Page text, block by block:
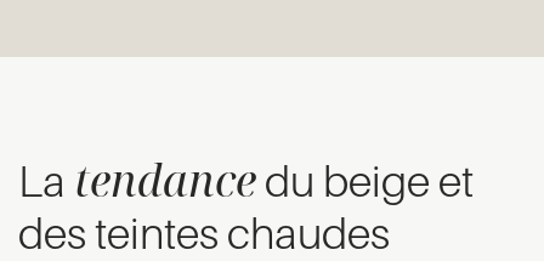
La tendance du beige et
des teintes chaudes